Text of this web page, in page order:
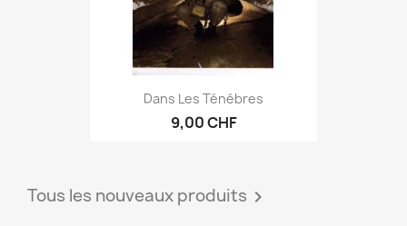
Dans Les Ténébres
9,00 CHF
Tous les nouveaux produits 